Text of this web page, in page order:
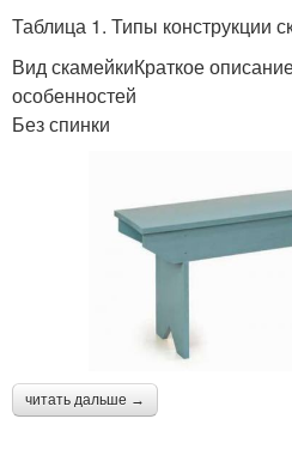
Таблица 1. Типы конструкции
Вид скамейкиКраткое
особенностей
Без спинки
читать дальше →